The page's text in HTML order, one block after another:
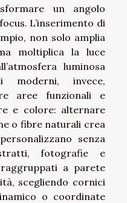
un angolo
L’inserimento di
non solo amplia
moltiplica la luce
luminosa
invece,
aree funzionali e
e colore: alternare
o fibre naturali crea
senza
fotografie e
a parete
scegliendo cornici
o coordinate